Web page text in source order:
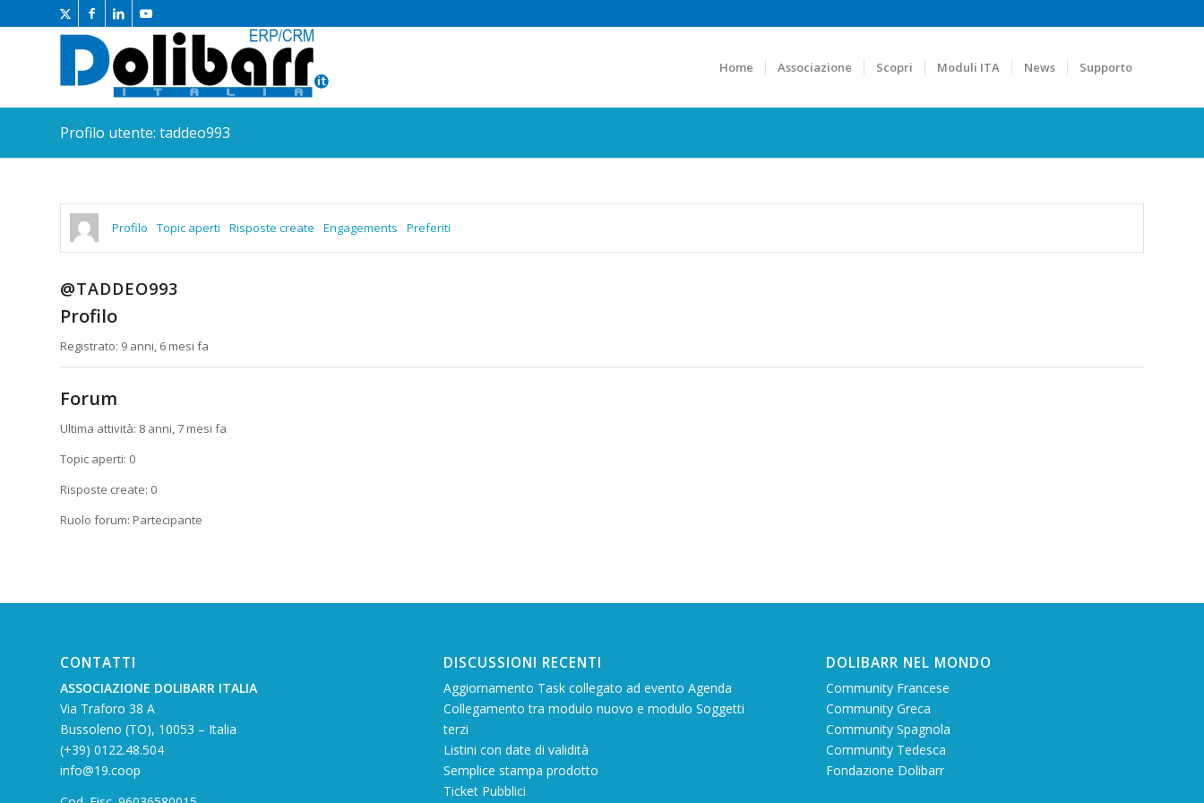
Home Associazione Scopri Moduli ITA News Supporto
Profilo utente: taddeo993
Profilo Topic aperti Risposte create Engagements Preferiti
@TADDEO993
Profilo
Registrato: 9 anni, 6 mesi fa
Forum
Ultima attività: 8 anni, 7 mesi fa
Topic aperti: 0
Risposte create: 0
Ruolo forum: Partecipante
CONTATTI
ASSOCIAZIONE DOLIBARR ITALIA
Via Traforo 38 A
Bussoleno (TO), 10053 – Italia
(+39) 0122.48.504
info@19.coop
DISCUSSIONI RECENTI
Aggiornamento Task collegato ad evento Agenda
Collegamento tra modulo nuovo e modulo Soggetti
terzi
Listini con date di validità
Semplice stampa prodotto
Ticket Pubblici
DOLIBARR NEL MONDO
Community Francese
Community Greca
Community Spagnola
Community Tedesca
Fondazione Dolibarr